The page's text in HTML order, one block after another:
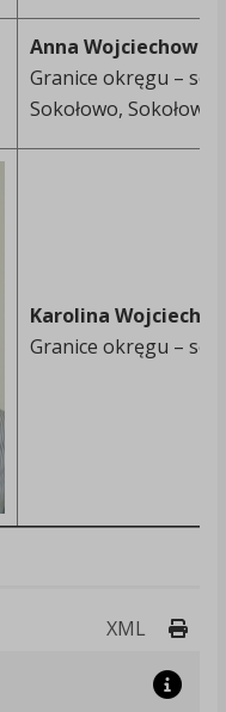
Anna
Granice okręgu –
Sokołowo,
Karolina
Granice okręgu –
XML